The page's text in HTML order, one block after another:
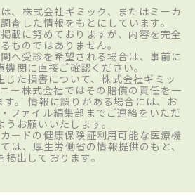
、株式会社ギミック、またはミーカ
査した情報をもとにしています。
載に努めておりますが、内容を完全
ものではありません。
へ受診を希望される場合は、事前に
関に直接ご確認ください。
じた損害について、株式会社ギミッ
ー株式会社ではその賠償の責任を一
。 情報に誤りがある場合には、お
ファイル編集部までご連絡をいただ
うお願いいたします。
ードの健康保険証利用可能な医療機
は、厚生労働省の情報提供のもと、
掲出しております。